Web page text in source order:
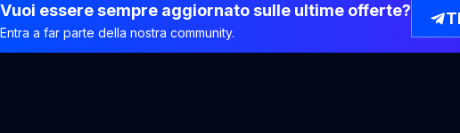
Vuoi essere sempre aggiornato sulle ultime offerte?
Entra a far parte della nostra community.